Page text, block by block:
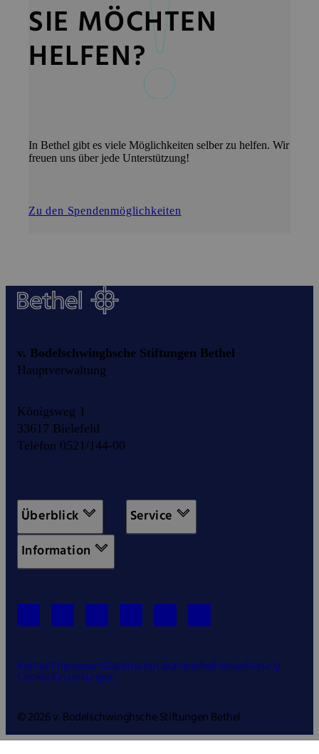
SIE MÖCHTEN
HELFEN?
In Bethel gibt es viele Möglichkeiten selber zu helfen. Wir
freuen uns über jede Unterstützung!
Zu den Spendenmöglichkeiten
v. Bodelschwinghsche Stiftungen Bethel
Hauptverwaltung
Königsweg 1
33617 Bielefeld
Telefon 0521/144-00
Überblick
Service
Information
KontaktImpressumDatenschutzBarrierefreiheitserklärung
Cookie Einstellungen
© 2026 v. Bodelschwinghsche Stiftungen Bethel